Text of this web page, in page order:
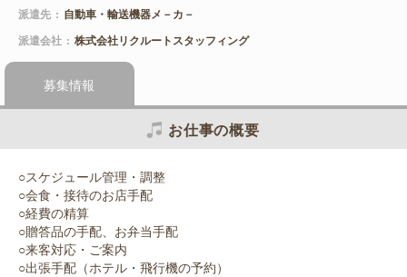
派遣先
自動車・輸送機器メ－カ－
派遣会社
株式会社リクルートスタッフィング
募集情報
お仕事の概要
○スケジュール管理・調整
○会食・接待のお店手配
○経費の精算
○贈答品の手配、お弁当手配
○来客対応・ご案内
○出張手配（ホテル・飛行機の予約）